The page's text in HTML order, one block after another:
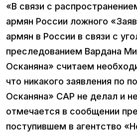
«В связи с
армян России ложного
армян в России в связи с
преследованием Вардана
Осканяна» считаем
что никакого заявления по
Осканяна» САР не делал и
отмечается в сообщении
поступившем в агентство